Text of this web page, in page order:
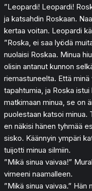
”Leopardi! Leopardi!
ja katsahdin Roskaan.
kertaa voitan. Leopardi
”Roska, ei saa lyödä
nuolaisi Roskaa. Minua
olisin antanut kunnon
riemastuneelta. Että
tapahtumia, ja Roska
matkimaan minua, se on
puolestaan katsoi minua.
en näkisi hänen tyhmää
sisko. Käännyin ympäri
tuijotti minua silmiin.
”Mikä sinua vaivaa!”
virneeni naamalleen.
”Mikä sinua vaivaa.” Hän